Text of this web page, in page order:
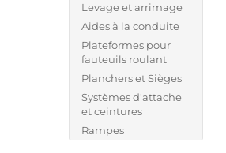
Levage et arrimage
Aides à la conduite
Plateformes pour
fauteuils roulant
Planchers et Sièges
Systèmes d'attache
et ceintures
Rampes